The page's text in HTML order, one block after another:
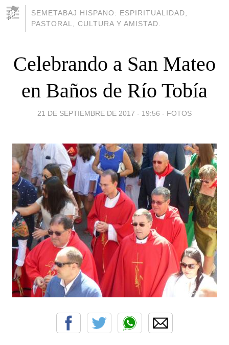
SEMETABAJ HISPANO: ESPIRITUALIDAD,
PASTORAL, CULTURA Y AMISTAD.
Celebrando a San Mateo
en Baños de Río Tobía
21 DE SEPTIEMBRE DE 2017 - 19:56 - FOTOS